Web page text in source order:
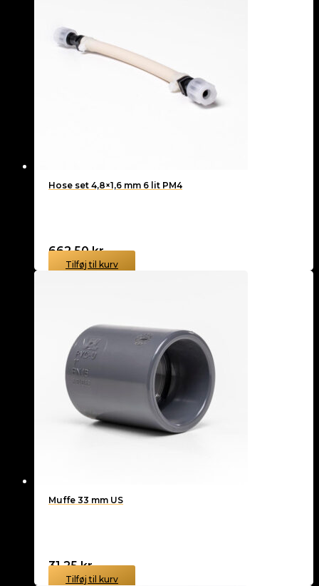
Hose set 4,8×1,6 mm 6 lit PM4
662,50kr.
Tilføj til kurv
Muffe 33 mm US
31,25kr.
Tilføj til kurv